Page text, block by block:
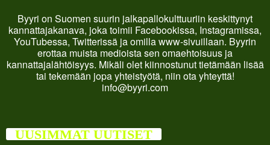
Byyri on Suomen suurin jalkapallokulttuuriin keskittynyt
kannattajakanava, joka toimii Facebookissa, Instagramissa,
YouTubessa, Twitterissä ja omilla www-sivuillaan. Byyrin
erottaa muista medioista sen omaehtoisuus ja
kannattajalähtöisyys. Mikäli olet kiinnostunut tietämään lisää
tai tekemään jopa yhteistyötä, niin ota yhteyttä!
info@byyri.com
UUSIMMAT UUTISET